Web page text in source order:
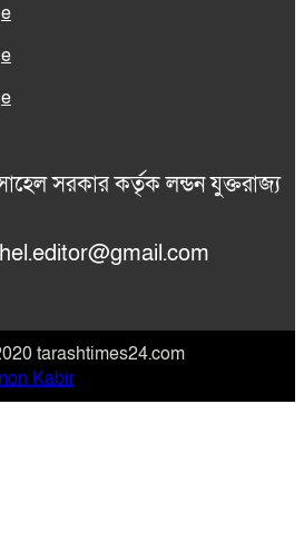
সরকার কর্তৃক লন্ডন যুক্তরাজ্য
tarashtimes24.com
Kabir